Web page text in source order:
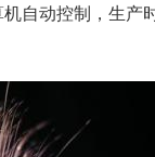
自动控制，生